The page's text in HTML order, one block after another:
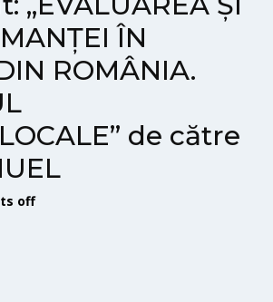
ÎN
ROMÂNIA.
de către
off